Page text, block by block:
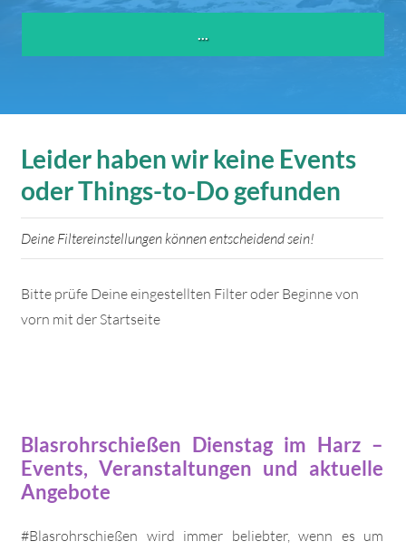
Leider haben wir keine Events
oder Things-to-Do gefunden
Deine Filtereinstellungen können entscheidend sein!
Bitte prüfe Deine eingestellten Filter oder Beginne von
vorn mit der Startseite
Blasrohrschießen Dienstag im Harz –
Events, Veranstaltungen und aktuelle
Angebote
#Blasrohrschießen wird immer beliebter, wenn es um